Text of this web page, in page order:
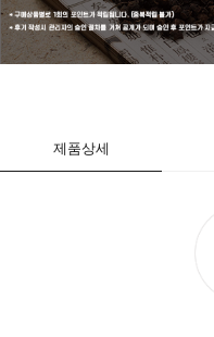
제품상세